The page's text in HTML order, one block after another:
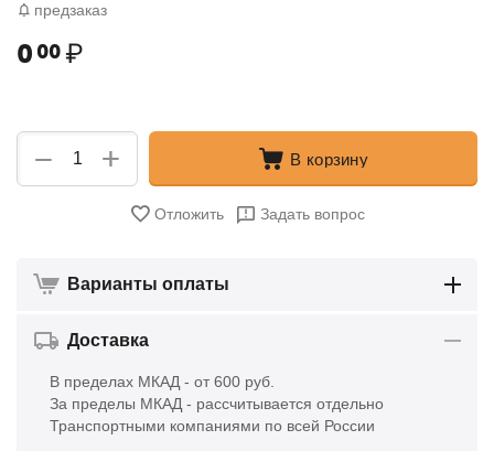
предзаказ
0 00₽
+
− В корзину
Отложить Задать вопрос
Варианты оплаты
Доставка
В пределах МКАД - от 600 руб.
За пределы МКАД - рассчитывается отдельно
Транспортными компаниями по всей России